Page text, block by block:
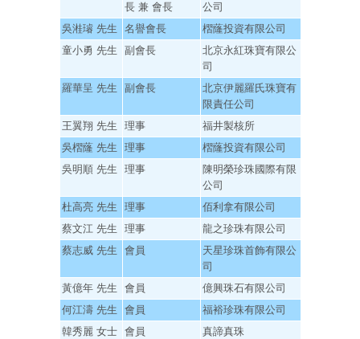
長 兼 會長
公司
吳溎璿 先生
名譽會長
槢蕯投資有限公司
童小勇 先生
副會長
北京永紅珠寶有限公
司
羅華呈 先生
副會長
北京伊麗羅氏珠寶有
限責任公司
王翼翔 先生
理事
福井製核所
吳槢蕯 先生
理事
槢蕯投資有限公司
吳明順 先生
理事
陳明榮珍珠國際有限
公司
杜高亮 先生
理事
佰利拿有限公司
蔡文江 先生
理事
龍之珍珠有限公司
蔡志威 先生
會員
天星珍珠首飾有限公
司
黃億年 先生
會員
億興珠石有限公司
何江濤 先生
會員
福裕珍珠有限公司
韓秀麗 女士 會員
真諦真珠